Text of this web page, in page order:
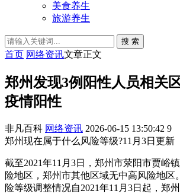
美食养生
旅游养生
搜 索
首页 网络资讯文章正文
郑州发现3例阳性人员相关
疫情阳性
非凡百科 网络资讯 2026-06-15 13:50:42 9
郑州现在属于什么风险等级?11月3日更新
截至2021年11月3日，郑州市荥阳市贾峪
险地区，郑州市其他区域无中高风险地区
险等级调整情况自2021年11月3日起，郑